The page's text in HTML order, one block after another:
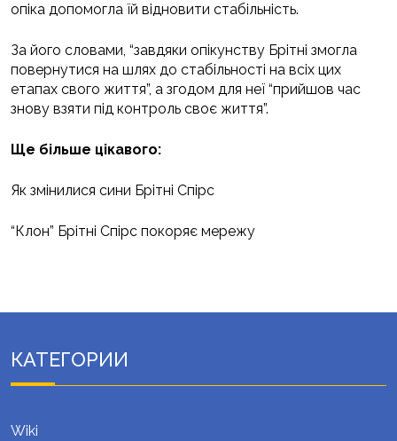
опіка допомогла їй відновити стабільність.
За його словами, “завдяки опікунству Брітні змогла
повернутися на шлях до стабільності на всіх цих
етапах свого життя”, а згодом для неї “прийшов час
знову взяти під контроль своє життя”.
Ще більше цікавого:
Як змінилися сини Брітні Спірс
“Клон” Брітні Спірс покоряє мережу
КАТЕГОРИИ
Wiki